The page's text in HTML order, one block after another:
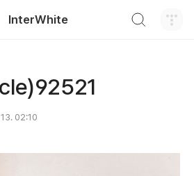
InterWhite
02:10